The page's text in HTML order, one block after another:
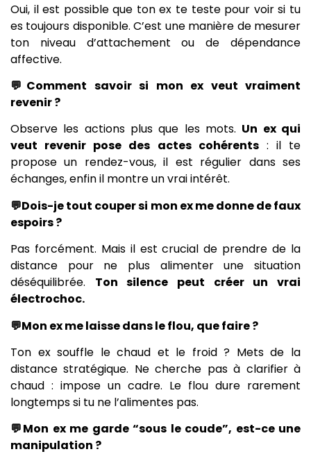
Oui, il est possible que ton ex te teste pour voir si tu
es toujours disponible. C’est une manière de mesurer
ton niveau d’attachement ou de dépendance
affective.
💬Comment savoir si mon ex veut vraiment
revenir ?
Observe les actions plus que les mots. Un ex qui
veut revenir pose des actes cohérents: il te
propose un rendez-vous, il est régulier dans ses
échanges, enfin il montre un vrai intérêt.
💬Dois-je tout couper si mon ex me donne de faux
espoirs ?
Pas forcément. Mais il est crucial de prendre de la
distance pour ne plus alimenter une situation
déséquilibrée. Ton silence peut créer un vrai
électrochoc.
💬Mon ex me laisse dans le flou, que faire ?
Ton ex souffle le chaud et le froid ? Mets de la
distance stratégique. Ne cherche pas à clarifier à
chaud : impose un cadre. Le flou dure rarement
longtemps si tu ne l’alimentes pas.
💬Mon ex me garde “sous le coude”, est-ce une
manipulation ?